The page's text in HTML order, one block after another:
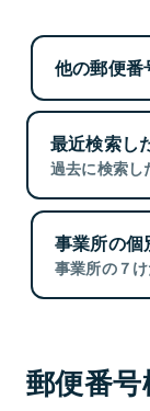
他の郵便番
最近検索し
過去に検索し
事業所の個
事業所の７
郵便番